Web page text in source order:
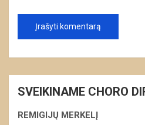
SVEIKINAME CHORO
REMIGIJŲ MERKELĮ